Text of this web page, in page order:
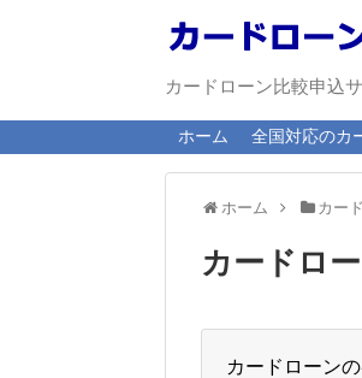
カードローン比較申込
ホーム 全国対応のカ
ホーム カー
カードロ
カードローン